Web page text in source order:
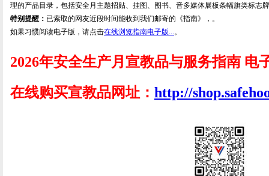
理的产品目录，包括安全月主题招贴、挂图、图书、音多媒体展板条幅旗类标志
特别提醒： 已索取的网友近段时间能收到我们邮寄的《指南》，。
如果习惯阅读电子版，请点击在线浏览指南电子版...。
2026年安全生产月宣教品与服务指南 电
在线购买宣教品网址： http://